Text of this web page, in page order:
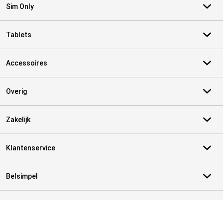
Sim Only
Tablets
Accessoires
Overig
Zakelijk
Klantenservice
Belsimpel